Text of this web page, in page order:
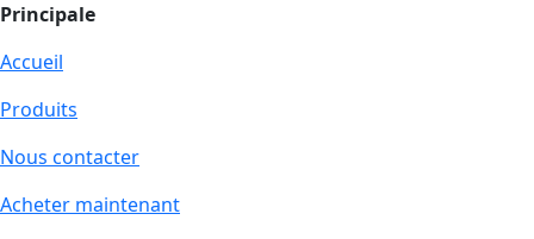
Principale
Accueil
Produits
Nous contacter
Acheter maintenant